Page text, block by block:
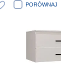
PORÓWNAJ